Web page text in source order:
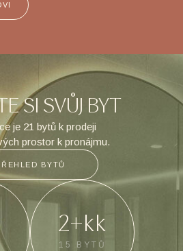
SI SVŮJ BYT
je 21 bytů k prodeji
prostor k pronájmu.
BYTŮ
2+kk
15 BYTŮ